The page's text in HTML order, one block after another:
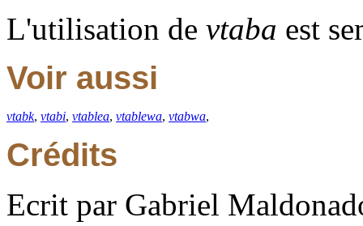
L'utilisation de vtaba est
Voir aussi
vtabk, vtabi, vtablea, vtablewa, vtabwa,
Crédits
Ecrit par Gabriel